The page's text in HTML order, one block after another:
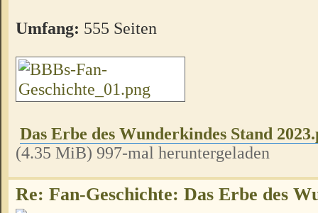
Umfang: 555 Seiten
Das Erbe des Wunderkindes Stand
(4.35 MiB) 997-mal heruntergeladen
Re: Fan-Geschichte: Das Erbe des